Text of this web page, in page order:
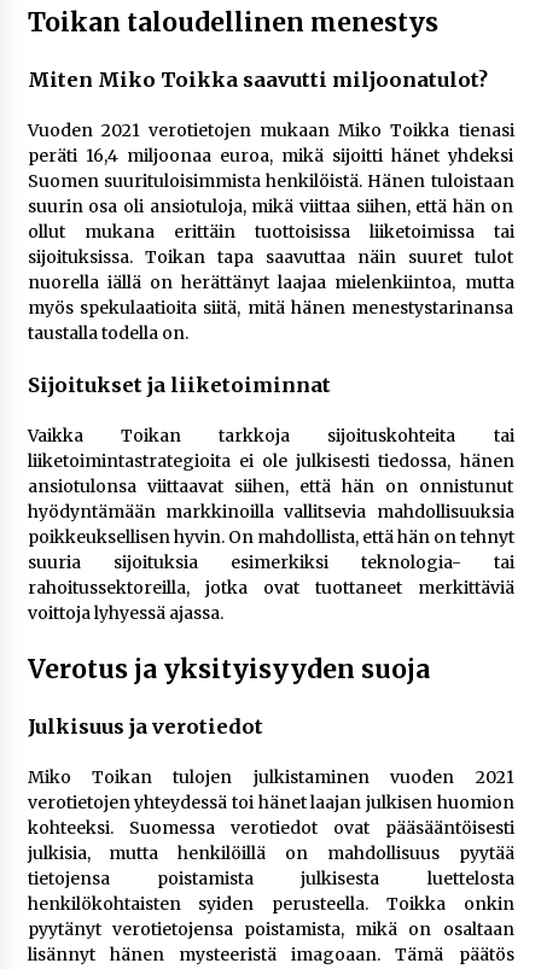
Toikan taloudellinen menestys
Miten Miko Toikka saavutti miljoonatulot?
Vuoden 2021 verotietojen mukaan Miko Toikka tienasi
peräti 16,4 miljoonaa euroa, mikä sijoitti hänet yhdeksi
Suomen suurituloisimmista henkilöistä. Hänen tuloistaan
suurin osa oli ansiotuloja, mikä viittaa siihen, että hän on
ollut mukana erittäin tuottoisissa liiketoimissa tai
sijoituksissa. Toikan tapa saavuttaa näin suuret tulot
nuorella iällä on herättänyt laajaa mielenkiintoa, mutta
myös spekulaatioita siitä, mitä hänen menestystarinansa
taustalla todella on.
Sijoitukset ja liiketoiminnat
Vaikka Toikan tarkkoja sijoituskohteita tai
liiketoimintastrategioita ei ole julkisesti tiedossa, hänen
ansiotulonsa viittaavat siihen, että hän on onnistunut
hyödyntämään markkinoilla vallitsevia mahdollisuuksia
poikkeuksellisen hyvin. On mahdollista, että hän on tehnyt
suuria sijoituksia esimerkiksi teknologia- tai
rahoitussektoreilla, jotka ovat tuottaneet merkittäviä
voittoja lyhyessä ajassa.
Verotus ja yksityisyyden suoja
Julkisuus ja verotiedot
Miko Toikan tulojen julkistaminen vuoden 2021
verotietojen yhteydessä toi hänet laajan julkisen huomion
kohteeksi. Suomessa verotiedot ovat pääsääntöisesti
julkisia, mutta henkilöillä on mahdollisuus pyytää
tietojensa poistamista julkisesta luettelosta
henkilökohtaisten syiden perusteella. Toikka onkin
pyytänyt verotietojensa poistamista, mikä on osaltaan
lisännyt hänen mysteeristä imagoaan. Tämä päätös